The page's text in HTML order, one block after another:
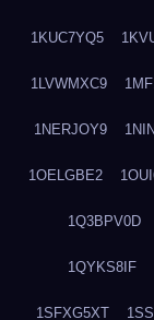
1KUC7YQ5
1LVWMXC9
1NERJOY9
1OELGBE2
1Q3BPV0D
1QYKS8IF
1SFXG5XT